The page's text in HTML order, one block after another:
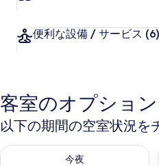
便利な設備 / サービス (6)
客室のオプション
以下の期間の空室状況を
今夜
今夜 8月 6 - 8月 7 の空室状況を